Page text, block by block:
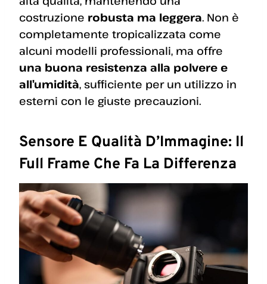
costruzione robusta ma leggera. Non è
completamente tropicalizzata come
alcuni modelli professionali, ma offre
una buona resistenza alla polvere e
all’umidità, sufficiente per un utilizzo in
esterni con le giuste precauzioni.
Sensore E Qualità D’Immagine: Il
Full Frame Che Fa La Differenza